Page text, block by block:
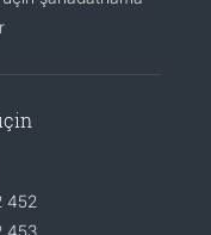
452
453